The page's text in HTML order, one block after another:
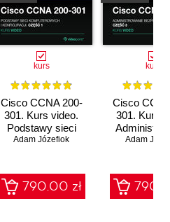
kurs
Cisco CCNA 200-
301. Kurs video.
Podstawy sieci
komputerowych i
Adam Józefiok
790.00 zł
kurs
Cisco
301. Kurs
Adam